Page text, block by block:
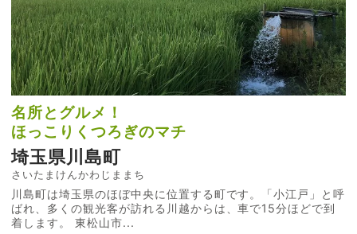
名所とグルメ！
ほっこりくつろぎのマチ
埼玉県川島町
さいたまけんかわじままち
川島町は埼玉県のほぼ中央に位置する町です。「小江戸」と呼
ばれ、多くの観光客が訪れる川越からは、車で15分ほどで到
着します。 東松山市...